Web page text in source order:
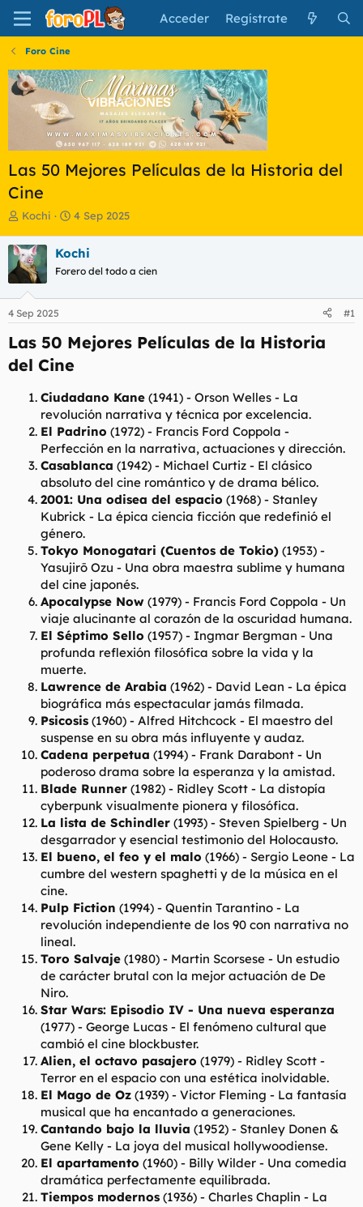
Acceder Regístrate
Foro Cine
Las 50 Mejores Películas de la Historia del
Cine
I
i
c
i
a
d
o
d
e
l
Kochi
F
h
a
e
i
4 Sep 2025
Kochi
Forero del todo a cien
4 Sep 2025 #1
Las 50 Mejores Películas de la Historia
del Cine​
Ciudadano Kane (1941) - Orson Welles - La
revolución narrativa y técnica por excelencia.
El Padrino (1972) - Francis Ford Coppola -
Perfección en la narrativa, actuaciones y dirección.
Casablanca (1942) - Michael Curtiz - El clásico
absoluto del cine romántico y de drama bélico.
2001: Una odisea del espacio (1968) - Stanley
Kubrick - La épica ciencia ficción que redefinió el
género.
Tokyo Monogatari (Cuentos de Tokio) (1953) -
Yasujirō Ozu - Una obra maestra sublime y humana
del cine japonés.
Apocalypse Now (1979) - Francis Ford Coppola - Un
viaje alucinante al corazón de la oscuridad humana.
El Séptimo Sello (1957) - Ingmar Bergman - Una
profunda reflexión filosófica sobre la vida y la
muerte.
Lawrence de Arabia (1962) - David Lean - La épica
biográfica más espectacular jamás filmada.
Psicosis (1960) - Alfred Hitchcock - El maestro del
suspense en su obra más influyente y audaz.
Cadena perpetua (1994) - Frank Darabont - Un
poderoso drama sobre la esperanza y la amistad.
Blade Runner (1982) - Ridley Scott - La distopía
cyberpunk visualmente pionera y filosófica.
La lista de Schindler (1993) - Steven Spielberg - Un
desgarrador y esencial testimonio del Holocausto.
El bueno, el feo y el malo (1966) - Sergio Leone - La
cumbre del western spaghetti y de la música en el
cine.
Pulp Fiction (1994) - Quentin Tarantino - La
revolución independiente de los 90 con narrativa no
lineal.
Toro Salvaje (1980) - Martin Scorsese - Un estudio
de carácter brutal con la mejor actuación de De
Niro.
Star Wars: Episodio IV - Una nueva esperanza
(1977) - George Lucas - El fenómeno cultural que
cambió el cine blockbuster.
Alien, el octavo pasajero (1979) - Ridley Scott -
Terror en el espacio con una estética inolvidable.
El Mago de Oz (1939) - Victor Fleming - La fantasía
musical que ha encantado a generaciones.
Cantando bajo la lluvia (1952) - Stanley Donen &
Gene Kelly - La joya del musical hollywoodiense.
El apartamento (1960) - Billy Wilder - Una comedia
dramática perfectamente equilibrada.
Tiempos modernos (1936) - Charles Chaplin - La